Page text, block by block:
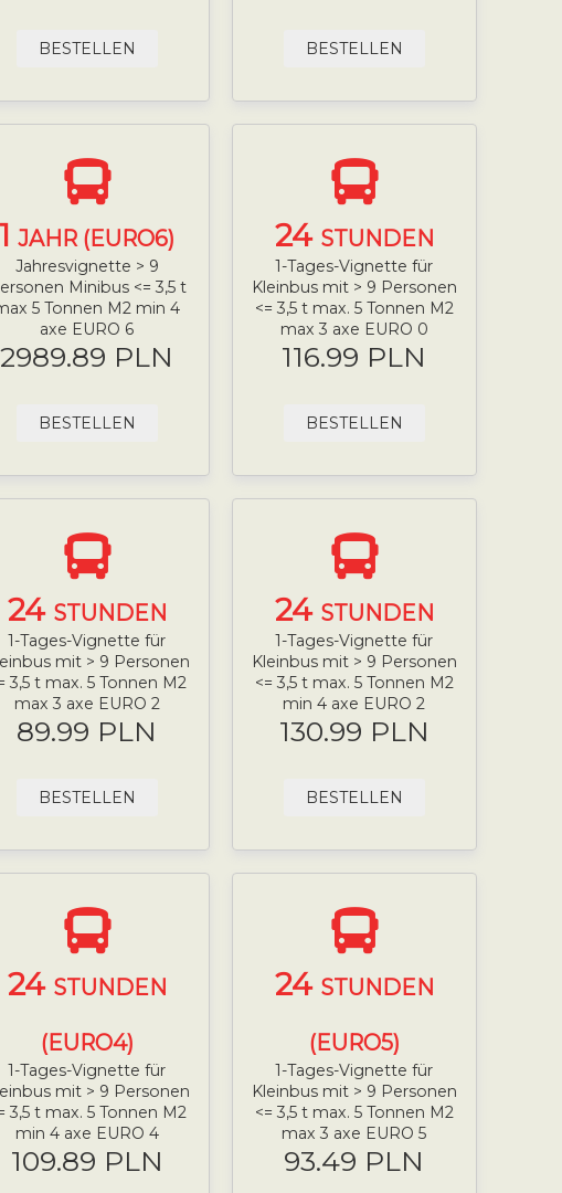
BESTELLEN BESTELLEN
1JAHR (EURO6)
Jahresvignette > 9
Minibus <= 3,5 t
5 Tonnen M2 min 4
axe EURO 6
2989.89 PLN
BESTELLEN
24 STUNDEN
1-Tages-Vignette für
Kleinbus mit > 9 Personen
<= 3,5 t max. 5 Tonnen M2
max 3 axe EURO 0
116.99 PLN
BESTELLEN
24 STUNDEN
1-Tages-Vignette für
mit > 9 Personen
3,5 t max. 5 Tonnen M2
max 3 axe EURO 2
89.99 PLN
BESTELLEN
24 STUNDEN
1-Tages-Vignette für
Kleinbus mit > 9 Personen
<= 3,5 t max. 5 Tonnen M2
min 4 axe EURO 2
130.99 PLN
BESTELLEN
24 STUNDEN
(EURO4)
1-Tages-Vignette für
mit > 9 Personen
3,5 t max. 5 Tonnen M2
min 4 axe EURO 4
109.89 PLN
24 STUNDEN
(EURO5)
1-Tages-Vignette für
Kleinbus mit > 9 Personen
<= 3,5 t max. 5 Tonnen M2
max 3 axe EURO 5
93.49 PLN